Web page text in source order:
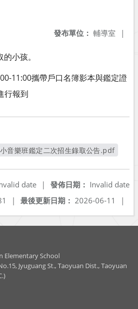
發布單位： 輔導室 |
小孩。
11:00攜帶戶口名簿影本與鑑定證
行報到
音樂班鑑定二次招生錄取公告.pdf
發佈日期： Invalid date
date
|
最後更新日期： 2026-06-11 |
|
Elementary School
Jyuguang St., Taoyuan Dist., Taoyuan